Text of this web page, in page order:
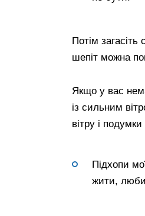
Потім загасіть
шепіт можна
Якщо у вас
із сильним
вітру і
Підхопи
жити,